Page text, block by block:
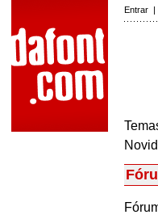
Entrar |